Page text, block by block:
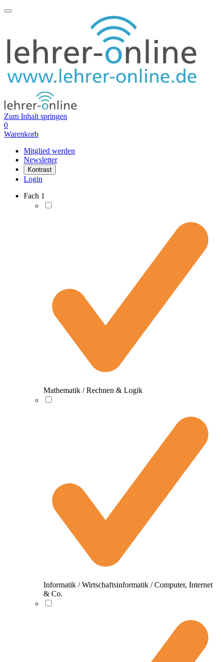
Zum Inhalt springen
0
Warenkorb
Mitglied werden
Newsletter
Kontrast
Login
Fach 1
Mathematik / Rechnen & Logik
Informatik / Wirtschaftsinformatik / Computer, Internet
& Co.